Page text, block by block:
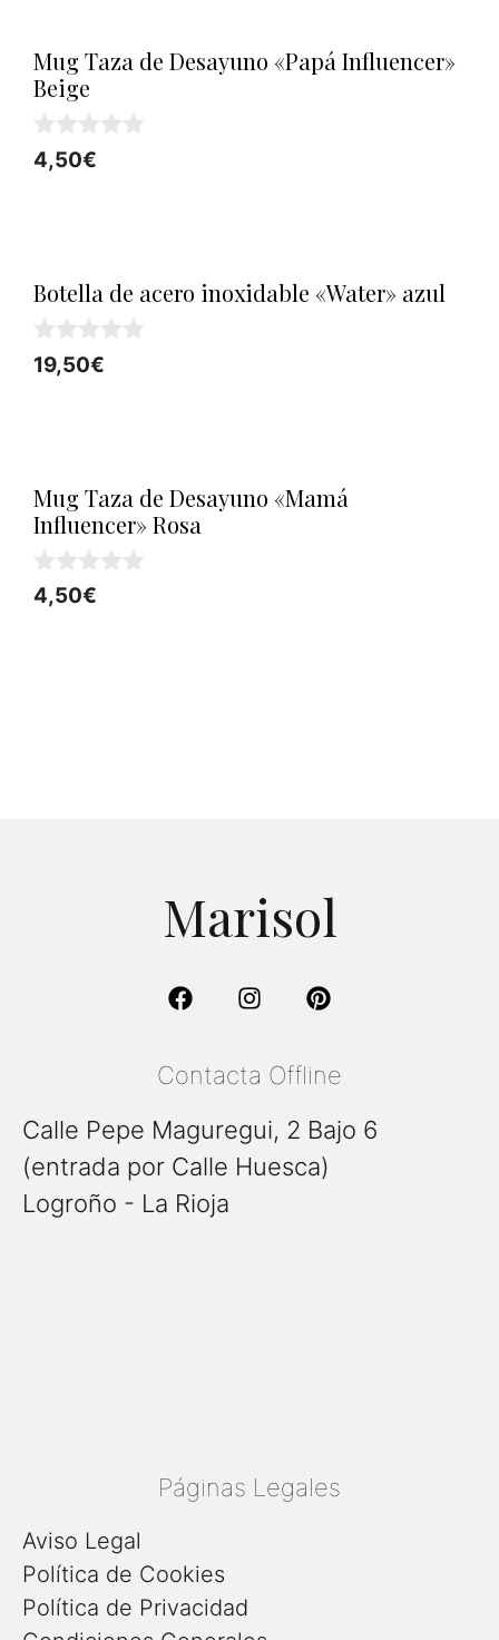
4,50€.3,00€.
Mug Taza de Desayuno «Papá Influencer»
Beige
0
d
4,50€
Botella de acero inoxidable «Water» azul
0
d
19,50€
Mug Taza de Desayuno «Mamá
Influencer» Rosa
0
d
4,50€
Páginas Legales
Aviso Legal
Política de Cookies
Política de Privacidad
Marisol
Contacta Offline
Calle Pepe Maguregui, 2 Bajo 6
(entrada por Calle Huesca)
Logroño - La Rioja